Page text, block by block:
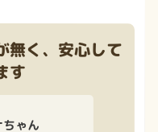
無く、安心して
す
ゃん